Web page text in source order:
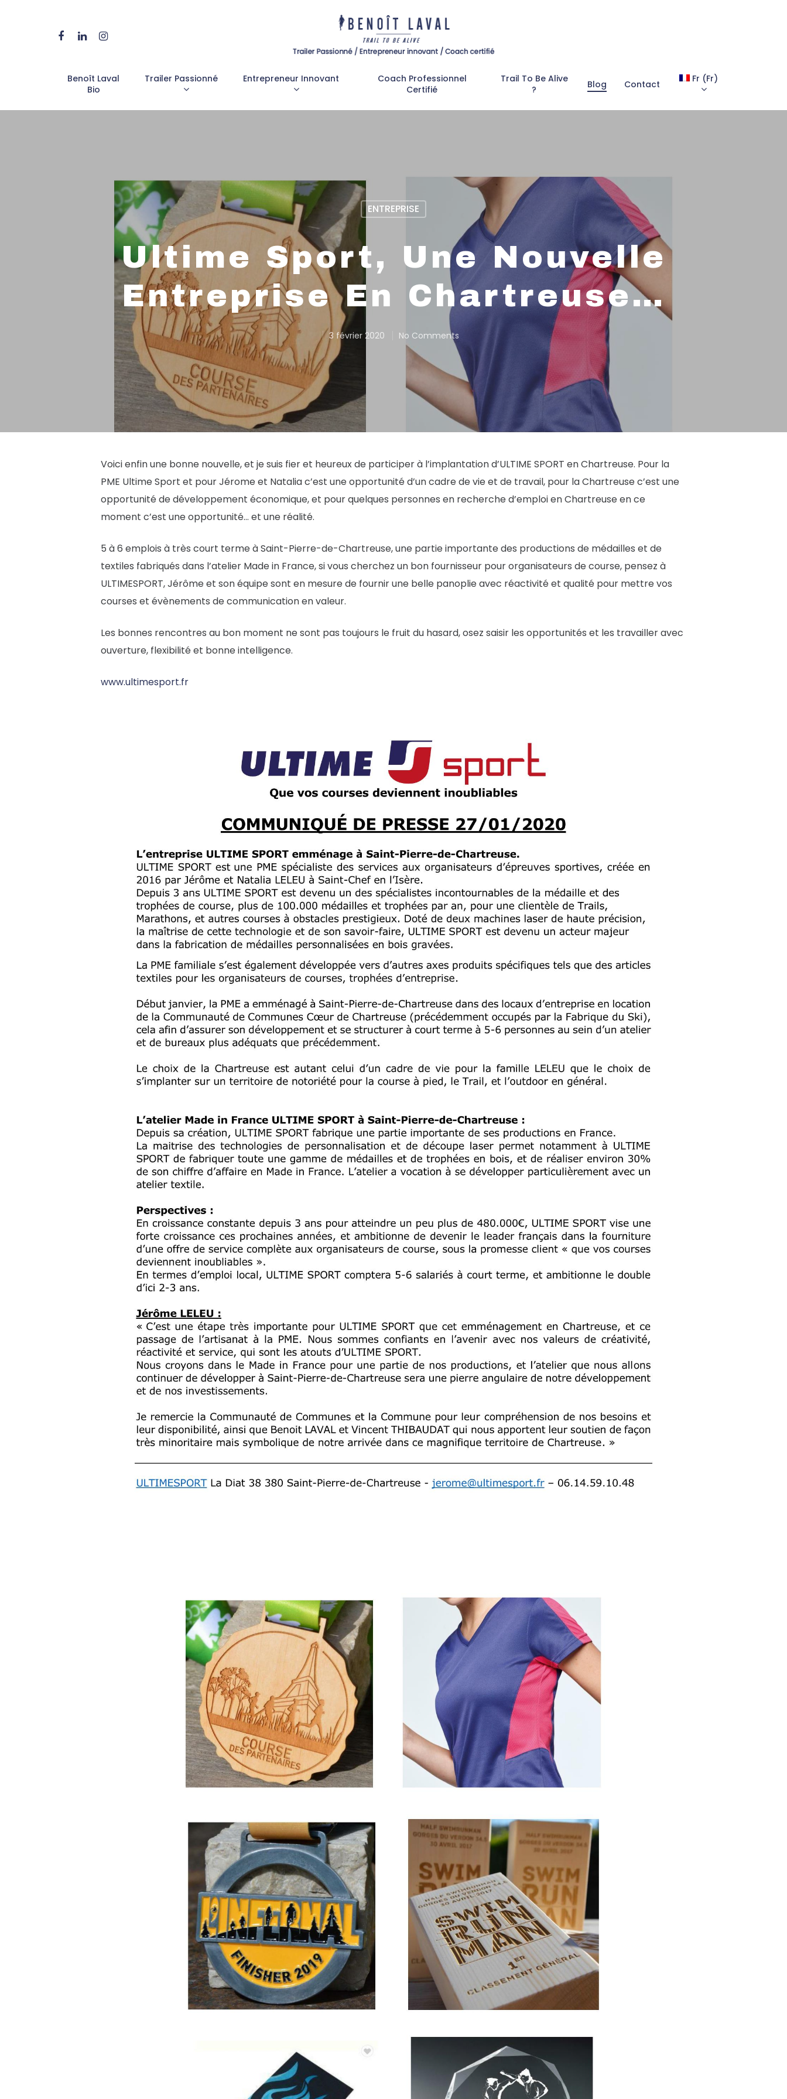
Hit enter to search or ESC to close
Benoît Laval
Bio
Trailer Passionné Entrepreneur Innovant
Coach Professionnel
Certifié
Trail To Be Alive
?
Blog Contact Fr (Fr)
ENTREPRISE
Ultime Sport, Une Nouvelle
Entreprise En Chartreuse…
3 février 2020 No Comments
Voici enfin une bonne nouvelle, et je suis fier et heureux de participer à l’implantation d’ULTIME SPORT en Chartreuse. Pour la
PME Ultime Sport et pour Jérome et Natalia c’est une opportunité d’un cadre de vie et de travail, pour la Chartreuse c’est une
opportunité de développement économique, et pour quelques personnes en recherche d’emploi en Chartreuse en ce
moment c’est une opportunité… et une réalité.
5 à 6 emplois à très court terme à Saint-Pierre-de-Chartreuse, une partie importante des productions de médailles et de
textiles fabriqués dans l’atelier Made in France, si vous cherchez un bon fournisseur pour organisateurs de course, pensez à
ULTIMESPORT, Jérôme et son équipe sont en mesure de fournir une belle panoplie avec réactivité et qualité pour mettre vos
courses et évènements de communication en valeur.
Les bonnes rencontres au bon moment ne sont pas toujours le fruit du hasard, osez saisir les opportunités et les travailler avec
ouverture, flexibilité et bonne intelligence.
www.ultimesport.fr